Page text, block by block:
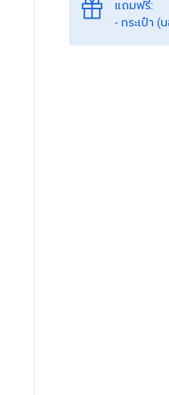
แถมฟรี:
- กระเป๋า